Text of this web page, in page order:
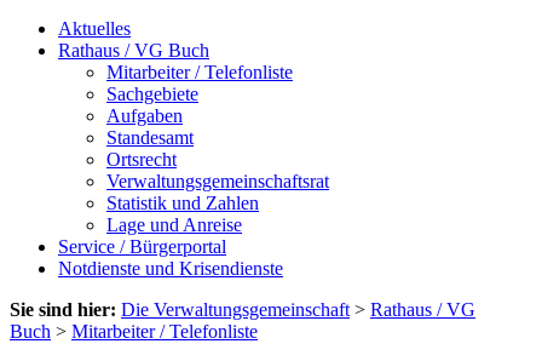
Aktuelles
Rathaus / VG Buch
Mitarbeiter / Telefonliste
Sachgebiete
Aufgaben
Standesamt
Ortsrecht
Verwaltungsgemeinschaftsrat
Statistik und Zahlen
Lage und Anreise
Service / Bürgerportal
Notdienste und Krisendienste
Sie sind hier: Die Verwaltungsgemeinschaft > Rathaus / VG
Buch > Mitarbeiter / Telefonliste